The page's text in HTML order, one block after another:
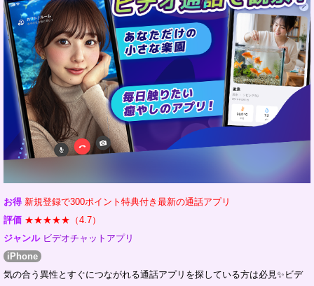
お得 新規登録で300ポイント特典付き最新の通話アプリ
評価 ★★★★★（4.7）
ジャンル ビデオチャットアプリ
iPhone
気の合う異性とすぐにつながれる通話アプリを探している方は必見✨ビデ